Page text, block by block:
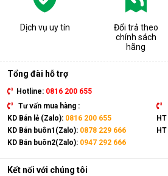
Dịch vụ uy tín
Đổi trả theo
chính sách
hãng
Tổng đài hỗ trợ
Hotline: 0816 200 655
Tư vấn mua hàng :
KD Bán lẻ (Zalo): 0816 200 655
KD Bán buôn1(Zalo): 0878 229 666
KD Bán buôn2(Zalo): 0947 292 666
Kết nối với chúng tôi